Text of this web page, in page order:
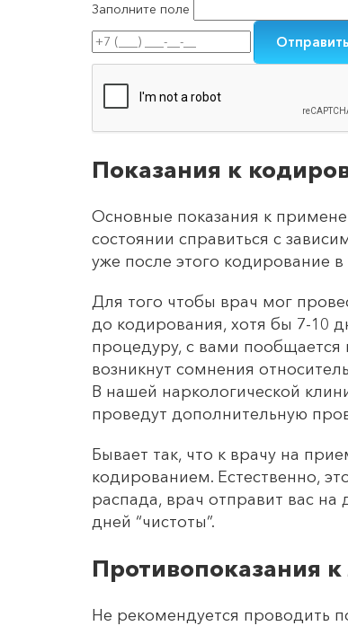
Заполните поле
Показания к
Основные показания к
состоянии справиться с
уже после этого кодирование
Для того чтобы врач мог
до кодирования, хотя бы 7-10
процедуру, с вами пообщается
возникнут сомнения
В нашей наркологической
проведут дополнительную
Бывает так, что к врачу на
кодированием. Естественно,
распада, врач отправит вас
дней “чистоты”.
Противопоказания
Не рекомендуется проводить